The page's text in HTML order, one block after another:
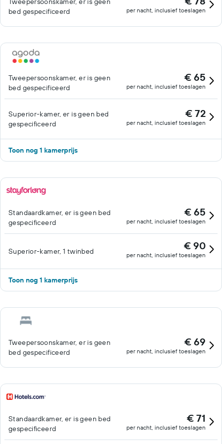
bed gespecificeerd
per nacht, inclusief toeslagen
Tweepersoonskamer, er is geen
bed gespecificeerd
€ 65
per nacht, inclusief toeslagen
Superior-kamer, er is geen bed
gespecificeerd
€ 72
per nacht, inclusief toeslagen
Toon nog 1 kamerprijs
Standaardkamer, er is geen bed
gespecificeerd
€ 65
per nacht, inclusief toeslagen
Superior-kamer, 1 twinbed € 90
per nacht, inclusief toeslagen
Toon nog 1 kamerprijs
Tweepersoonskamer, er is geen
bed gespecificeerd
€ 69
per nacht, inclusief toeslagen
Standaardkamer, er is geen bed
gespecificeerd
€ 71
per nacht, inclusief toeslagen